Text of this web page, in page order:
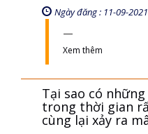
Ngày đăng : 11-09-
Xem thêm
Tại sao có
trong thời gian
cùng lại xảy ra